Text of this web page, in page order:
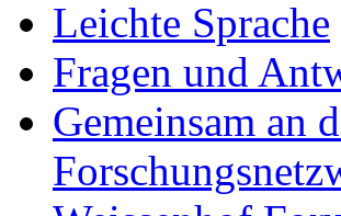
Leichte Sprache
Fragen und
Gemeinsam an